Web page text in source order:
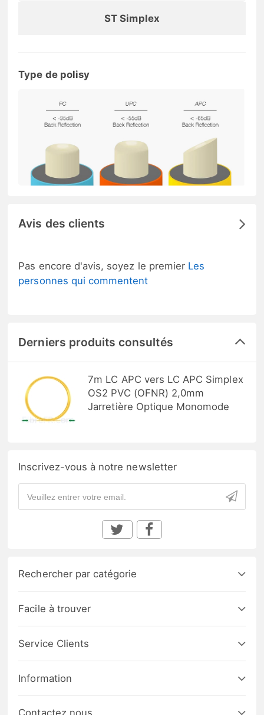
ST Simplex
Type de polisy
Avis des clients
Pas encore d'avis, soyez le premier Les
personnes qui commentent
Derniers produits consultés
7m LC APC vers LC APC Simplex
OS2 PVC (OFNR) 2,0mm
Jarretière Optique Monomode
Inscrivez-vous à notre newsletter
Rechercher par catégorie
Facile à trouver
Service Clients
Information